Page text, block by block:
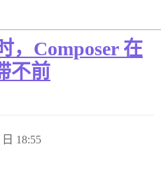
，Composer 在
不前
18:55